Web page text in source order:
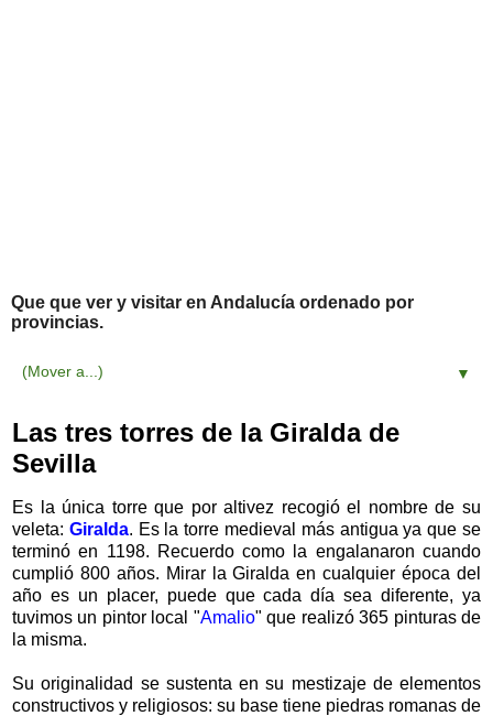
Que que ver y visitar en Andalucía ordenado por
provincias.
▼
Las tres torres de la Giralda de
Sevilla
Es la única torre que por altivez recogió el nombre de su
veleta: Giralda. Es la torre medieval más antigua ya que se
terminó en 1198. Recuerdo como la engalanaron cuando
cumplió 800 años. Mirar la Giralda en cualquier época del
año es un placer, puede que cada día sea diferente, ya
tuvimos un pintor local "Amalio" que realizó 365 pinturas de
la misma.
Su originalidad se sustenta en su mestizaje de elementos
constructivos y religiosos: su base tiene piedras romanas de